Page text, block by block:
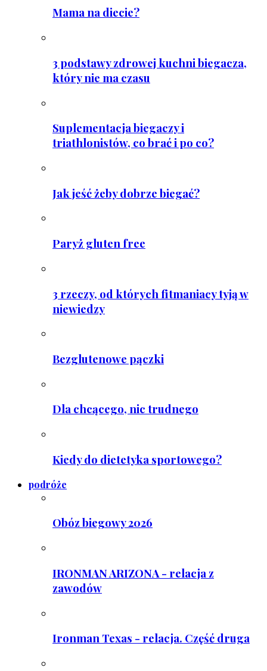
Mama na diecie?
3 podstawy zdrowej kuchni biegacza,
który nie ma czasu
Suplementacja biegaczy i
triathlonistów, co brać i po co?
Jak jeść żeby dobrze biegać?
Paryż gluten free
3 rzeczy, od których fitmaniacy tyją w
niewiedzy
Bezglutenowe pączki
Dla chcącego, nic trudnego
Kiedy do dietetyka sportowego?
podróże
Obóz biegowy 2026
IRONMAN ARIZONA - relacja z
zawodów
Ironman Texas - relacja. Część druga